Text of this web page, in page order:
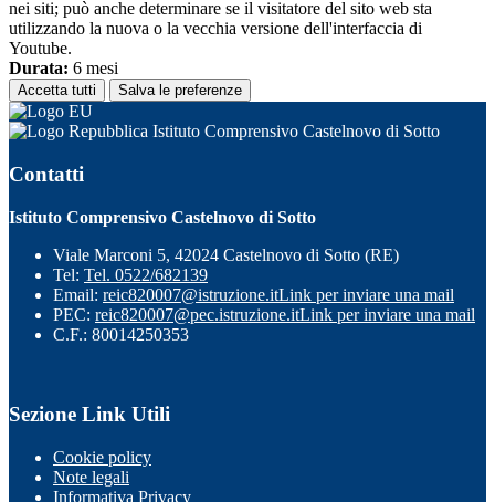
nei siti; può anche determinare se il visitatore del sito web sta
utilizzando la nuova o la vecchia versione dell'interfaccia di
Youtube.
Durata: 6 mesi
Accetta tutti Salva le preferenze
Istituto Comprensivo Castelnovo di Sotto
Contatti
Istituto Comprensivo Castelnovo di Sotto
Viale Marconi 5, 42024 Castelnovo di Sotto (RE)
Tel: Tel. 0522/682139
Email: reic820007@istruzione.itLink per inviare una mail
PEC: reic820007@pec.istruzione.itLink per inviare una mail
C.F.: 80014250353
Sezione Link Utili
Cookie policy
Note legali
Informativa Privacy